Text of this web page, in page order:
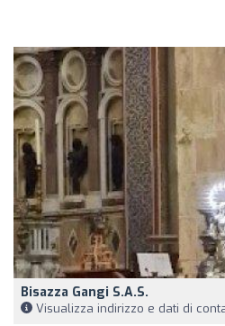
Bisazza Gangi S.A.S.
Visualizza indirizzo e dati di